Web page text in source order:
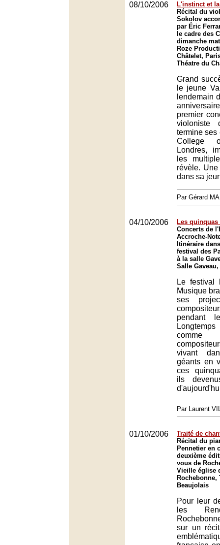
08/10/2006
L'instinct et
Récital du
Sokolov
par Éric
le cadre des
dimanche
Roze
Châtelet,
Théatre du
Grand
le jeune
lendemain
premier
violoniste
termine ses
College
Londres,
les
révèle.
dans sa
Par Gérard
04/10/2006
Les
Concerts de
Accroche-
Itinéraire
festival des
à la salle
Salle
Le
Musique
ses
pendant
vivant
géants en
ces
ils
Par Laurent
01/10/2006
Traité de
Récital du
Pennetier en
deuxième
vous de
Vieille église
Rochebonne,
Beaujolais
Pour leur
les
sur un